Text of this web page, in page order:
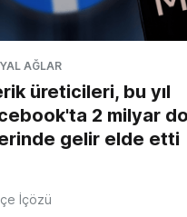
AĞLAR
üreticileri, bu yıl
2 milyar
gelir elde etti
İçözü